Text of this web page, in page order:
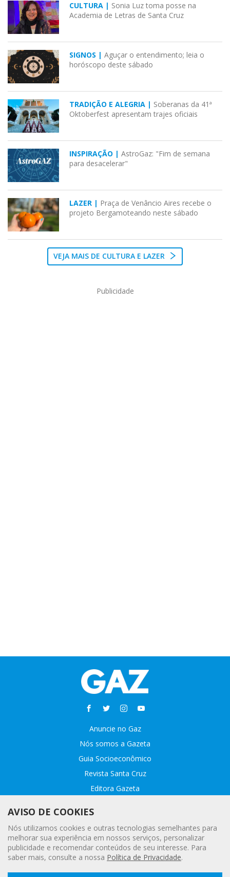
Leia a
CULTURA | Sonia Luz toma posse na
Academia de Letras de Santa Cruz
SIGNOS | Aguçar o entendimento; leia o
horóscopo deste sábado
TRADIÇÃO E ALEGRIA | Soberanas da 41ª
Oktoberfest apresentam trajes oficiais
INSPIRAÇÃO | AstroGaz: "Fim de semana
para desacelerar"
LAZER | Praça de Venâncio Aires recebe o
projeto Bergamoteando neste sábado
VEJA MAIS DE CULTURA E LAZER
Publicidade
Anuncie no Gaz
Nós somos a Gazeta
Guia Socioeconômico
Revista Santa Cruz
Editora Gazeta
Fale conosco
Webmail
Assinatura Premiada
AVISO DE COOKIES
Nós utilizamos cookies e outras tecnologias semelhantes para
melhorar sua experiência em nossos serviços, personalizar
publicidade e recomendar conteúdos de seu interesse. Para
saber mais, consulte a nossa Política de Privacidade.